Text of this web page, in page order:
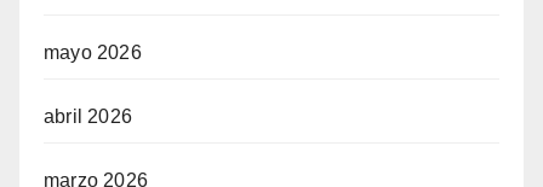
mayo 2026
abril 2026
marzo 2026